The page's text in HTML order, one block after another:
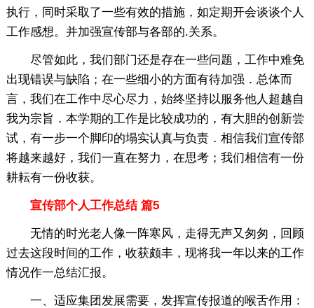
执行，同时采取了一些有效的措施，如定期开会谈谈个人
工作感想。并加强宣传部与各部的.关系。
尽管如此，我们部门还是存在一些问题，工作中难免
出现错误与缺陷；在一些细小的方面有待加强．总体而
言，我们在工作中尽心尽力，始终坚持以服务他人超越自
我为宗旨．本学期的工作是比较成功的，有大胆的创新尝
试，有一步一个脚印的塌实认真与负责．相信我们宣传部
将越来越好，我们一直在努力，在思考；我们相信有一份
耕耘有一份收获。
宣传部个人工作总结 篇5
无情的时光老人像一阵寒风，走得无声又匆匆，回顾
过去这段时间的工作，收获颇丰，现将我一年以来的工作
情况作一总结汇报。
一、适应集团发展需要，发挥宣传报道的喉舌作用：